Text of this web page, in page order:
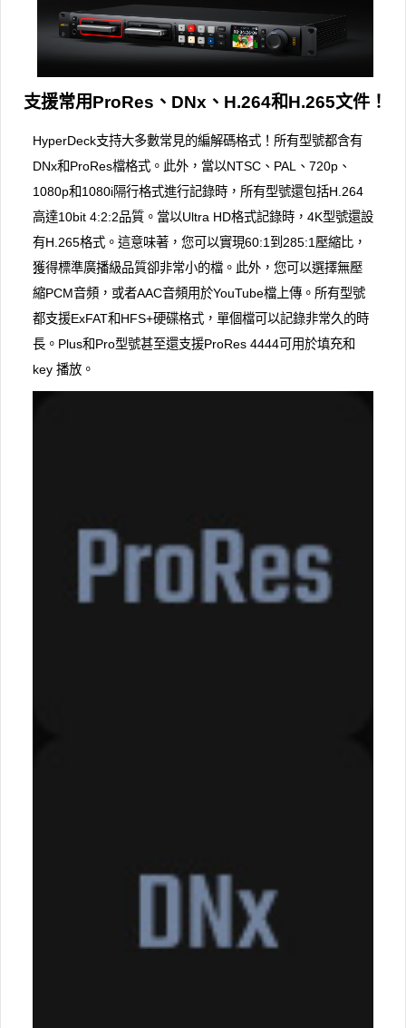
支援常用ProRes、DNx、H.264和H.265文件！
HyperDeck支持大多數常見的編解碼格式！所有型號都含有
DNx和ProRes檔格式。此外，當以NTSC、PAL、720p、
1080p和1080i隔行格式進行記錄時，所有型號還包括H.264
高達10bit 4:2:2品質。當以Ultra HD格式記錄時，4K型號還設
有H.265格式。這意味著，您可以實現60:1到285:1壓縮比，
獲得標準廣播級品質卻非常小的檔。此外，您可以選擇無壓
縮PCM音頻，或者AAC音頻用於YouTube檔上傳。所有型號
都支援ExFAT和HFS+硬碟格式，單個檔可以記錄非常久的時
長。Plus和Pro型號甚至還支援ProRes 4444可用於填充和
key 播放。